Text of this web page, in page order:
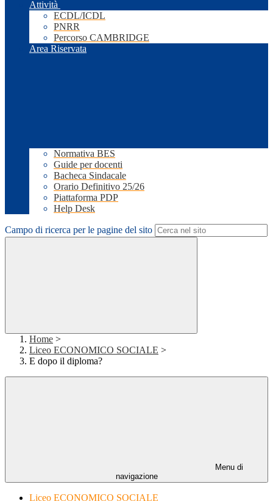
Attività
ECDL/ICDL
PNRR
Percorso CAMBRIDGE
Area Riservata
Normativa BES
Guide per docenti
Bacheca Sindacale
Orario Definitivo 25/26
Piattaforma PDP
Help Desk
Campo di ricerca per le pagine del sito
Home >
Liceo ECONOMICO SOCIALE >
E dopo il diploma?
Menu di
navigazione
Liceo ECONOMICO SOCIALE